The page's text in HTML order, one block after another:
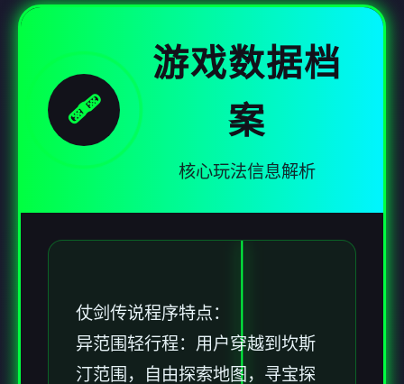
🩹
游戏数据档
案
核心玩法信息解析
仗剑传说程序特点：
异范围轻行程：用户穿越到坎斯
汀范围，自由探索地图，寻宝探